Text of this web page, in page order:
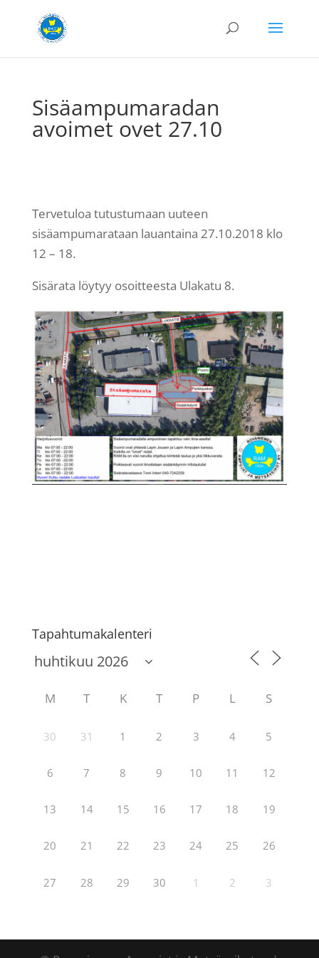
Sisäampumaradan
avoimet ovet 27.10
Tervetuloa tutustumaan uuteen
sisäampumarataan lauantaina 27.10.2018 klo
12 – 18.
Sisärata löytyy osoitteesta Ulakatu 8.
Tapahtumakalenteri
M T K T P L S
30 31 1 2 3 4 5
6 7 8 9 10 11 12
13 14 15 16 17 18 19
20 21 22 23 24 25 26
27 28 29 30 1 2 3